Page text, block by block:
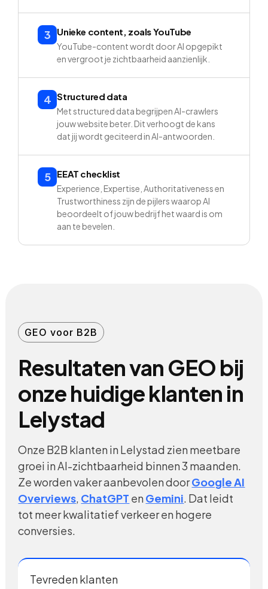
3 Unieke content, zoals YouTube
YouTube-content wordt door AI opgepikt
en vergroot je zichtbaarheid aanzienlijk.
4 Structured data
Met structured data begrijpen AI-crawlers
jouw website beter. Dit verhoogt de kans
dat jij wordt geciteerd in AI-antwoorden.
5 EEAT checklist
Experience, Expertise, Authoritativeness en
Trustworthiness zijn de pijlers waarop AI
beoordeelt of jouw bedrijf het waard is om
aan te bevelen.
GEO voor B2B
Resultaten van GEO bij
onze huidige klanten in
Lelystad
Onze B2B klanten in Lelystad zien meetbare
groei in AI-zichtbaarheid binnen 3 maanden.
Ze worden vaker aanbevolen doorGoogle AI
Overviews, ChatGPT en Gemini. Dat leidt
tot meer kwalitatief verkeer en hogere
conversies.
Tevreden klanten